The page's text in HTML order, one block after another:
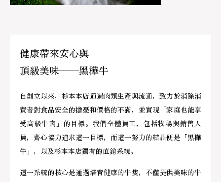
健康帶來安心與
頂級美味——黑樺牛
自創立以來，杉本本店通過肉類生產與流通，致力於消除消
費者對食品安全的擔憂和價格的不滿，並實現「家庭也能享
受高級牛肉」的目標。我們全體員工，包括牧場與銷售人
員，齊心協力追求這一目標，而這一努力的結晶便是「黑樺
牛」，以及杉本本店獨有的直銷系統。
這一系統的核心是通過培育健康的牛隻，不僅提供美味的牛